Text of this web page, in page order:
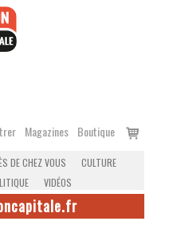
Magazines Boutique
Voir
DE CHEZ VOUS
CULTURE
VIDÉOS